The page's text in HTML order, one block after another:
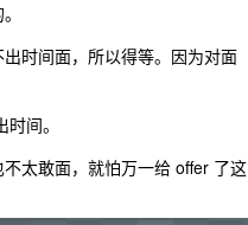
时间面，所以得等。因为对面
间。
太敢面，就怕万一给 offer 了这